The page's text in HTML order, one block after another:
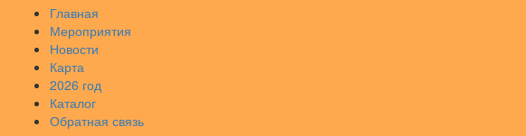
Главная
Мероприятия
Новости
Карта
2026 год
Каталог
Обратная связь